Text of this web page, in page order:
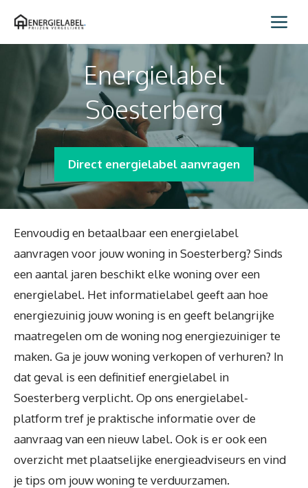
naar
Energielabel
Soesterberg
Direct energielabel aanvragen
Eenvoudig en betaalbaar een energielabel
aanvragen voor jouw woning in Soesterberg? Sinds
een aantal jaren beschikt elke woning over een
energielabel. Het informatielabel geeft aan hoe
energiezuinig jouw woning is en geeft belangrijke
maatregelen om de woning nog energiezuiniger te
maken. Ga je jouw woning verkopen of verhuren? In
dat geval is een definitief energielabel in
Soesterberg verplicht. Op ons energielabel-
platform tref je praktische informatie over de
aanvraag van een nieuw label. Ook is er ook een
overzicht met plaatselijke energieadviseurs en vind
je tips om jouw woning te verduurzamen.